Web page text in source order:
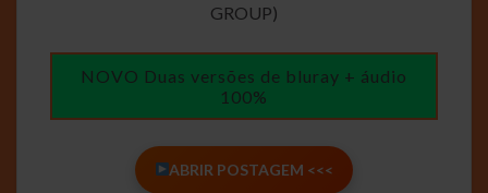
GROUP)
NOVO Duas versões de bluray + áudio
100%
ABRIR POSTAGEM <<<